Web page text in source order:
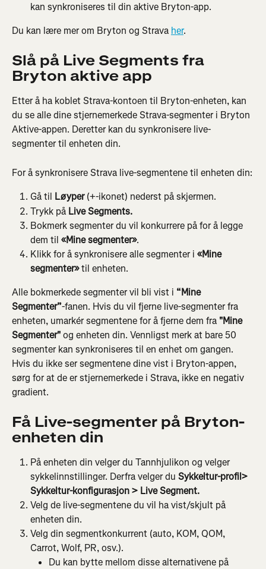
kan synkroniseres til din aktive Bryton-app.
Du kan lære mer om Bryton og Strava her.
Slå på Live Segments fra
Bryton aktive app
Etter å ha koblet Strava-kontoen til Bryton-enheten, kan
du se alle dine stjernemerkede Strava-segmenter i Bryton
Aktive-appen. Deretter kan du synkronisere live-
segmenter til enheten din.
For å synkronisere Strava live-segmentene til enheten din:
Gå til Løyper (+-ikonet) nederst på skjermen.
Trykk på Live Segments.
Bokmerk segmenter du vil konkurrere på for å legge
dem til «Mine segmenter».
Klikk for å synkronisere alle segmenter i «Mine
segmenter» til enheten.
Alle bokmerkede segmenter vil bli vist i “Mine
Segmenter”-fanen. Hvis du vil fjerne live-segmenter fra
enheten, umarkér segmentene for å fjerne dem fra "Mine
Segmenter" og enheten din. Vennligst merk at bare 50
segmenter kan synkroniseres til en enhet om gangen.
Hvis du ikke ser segmentene dine vist i Bryton-appen,
sørg for at de er stjernemerkede i Strava, ikke en negativ
gradient.
Få Live-segmenter på Bryton-
enheten din
På enheten din velger du Tannhjulikon og velger
sykkelinnstillinger. Derfra velger du Sykkeltur-profil>
Sykkeltur-konfigurasjon > Live Segment.
Velg de live-segmentene du vil ha vist/skjult på
enheten din.
Velg din segmentkonkurrent (auto, KOM, QOM,
Carrot, Wolf, PR, osv.).
Du kan bytte mellom disse alternativene på